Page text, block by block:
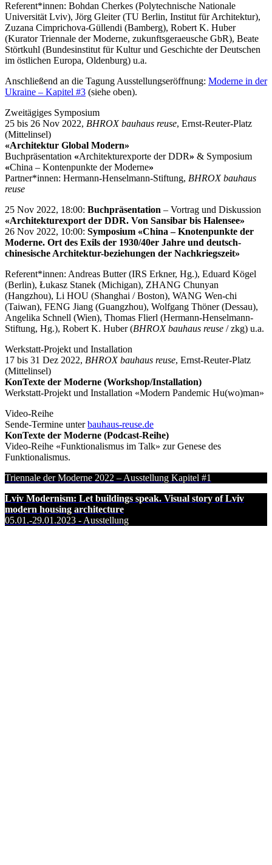
Referent*innen: Bohdan Cherkes (Polytechnische Nationale
Universität Lviv), Jörg Gleiter (TU Berlin, Institut für Architektur),
Zuzana Cimprichova-Güllendi (Bamberg), Robert K. Huber
(Kurator Triennale der Moderne, zukunftsgeraeusche GbR), Beate
Störtkuhl (Bundesinstitut für Kultur und Geschichte der Deutschen
im östlichen Europa, Oldenburg) u.a.
Anschließend an die Tagung Ausstellungseröffnung: Moderne in der
Ukraine – Kapitel #3 (siehe oben).
Zweitägiges Symposium
25 bis 26 Nov 2022, BHROX bauhaus reuse, Ernst-Reuter-Platz
(Mittelinsel)
«Architektur Global Modern»
Buchpräsentation «Architekturexporte der DDR» & Symposium
«China – Kontenpunkte der Moderne»
Partner*innen: Hermann-Henselmann-Stiftung, BHROX bauhaus
reuse
25 Nov 2022, 18:00: Buchpräsentation – Vortrag und Diskussion
«Architekturexport der DDR. Von Sansibar bis Halensee»
26 Nov 2022, 10:00: Symposium «China – Knotenpunkte der
Moderne. Ort des Exils der 1930/40er Jahre und deutsch-
chinesische Architektur-beziehungen der Nachkriegszeit»
Referent*innen: Andreas Butter (IRS Erkner, Hg.), Eduard Kögel
(Berlin), Łukasz Stanek (Michigan), ZHANG Chunyan
(Hangzhou), Li HOU (Shanghai / Boston), WANG Wen-chi
(Taiwan), FENG Jiang (Guangzhou), Wolfgang Thöner (Dessau),
Angelika Schnell (Wien), Thomas Flierl (Hermann-Henselmann-
Stiftung, Hg.), Robert K. Huber (BHROX bauhaus reuse / zkg) u.a.
Werkstatt-Projekt und Installation
17 bis 31 Dez 2022, BHROX bauhaus reuse, Ernst-Reuter-Platz
(Mittelinsel)
KonTexte der Moderne (Workshop/Installation)
Werkstatt-Projekt und Installation «Modern Pandemic Hu(wo)man»
Video-Reihe
Sende-Termine unterbauhaus-reuse.de
KonTexte der Moderne (Podcast-Reihe)
Video-Reihe «Funktionalismus im Talk» zur Genese des
Funktionalismus.
Triennale der Moderne 2022 – Ausstellung Kapitel #1
Lviv Modernism: Let buildings speak. Visual story of Lviv
modern housing architecture
05.01.-29.01.2023 - Ausstellung